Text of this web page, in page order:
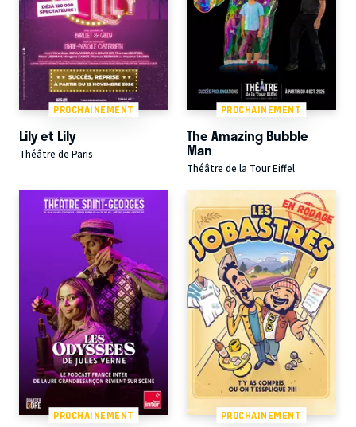
PROCHAINEMENT
Lily et Lily
Théâtre de Paris
PROCHAINEMENT
The Amazing Bubble
Man
Théâtre de la Tour Eiffel
PROCHAINEMENT PROCHAINEMENT